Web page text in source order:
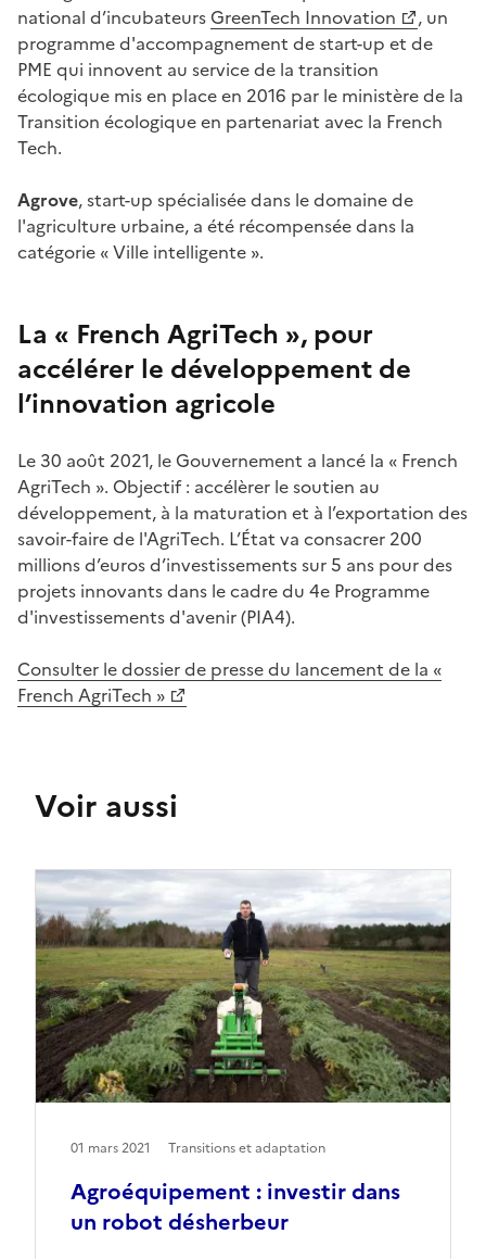
national d’incubateursGreenTech Innovation
, un
programme d'accompagnement de start-up et de
PME qui innovent au service de la transition
écologique mis en place en 2016 par le ministère de la
Transition écologique en partenariat avec la French
Tech.
Agrove, start-up spécialisée dans le domaine de
l'agriculture urbaine, a été récompensée dans la
catégorie « Ville intelligente ».
La « French AgriTech », pour
accélérer le développement de
l’innovation agricole
Le 30 août 2021, le Gouvernement a lancé la « French
AgriTech ». Objectif : accélèrer le soutien au
développement, à la maturation et à l’exportation des
savoir-faire de l'AgriTech. L’État va consacrer 200
millions d’euros d’investissements sur 5 ans pour des
projets innovants dans le cadre du 4e Programme
d'investissements d'avenir(PIA4).
Consulter le dossier de presse du lancement de la «
French AgriTech »
Voir aussi
Agroéquipement : investir dans
un robot désherbeur
01 mars 2021 Transitions et adaptation